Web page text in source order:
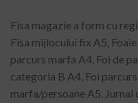
Fisa magazie a form cu
Fisa mijlocului fix A5,
parcurs marfa A4, Foi de
categoria B A4, Foi
marfa/persoane A5, Jurnal